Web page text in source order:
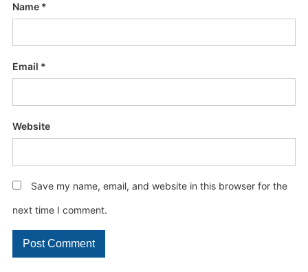
Name *
Email *
Website
Save my name, email, and website in this browser for the
next time I comment.